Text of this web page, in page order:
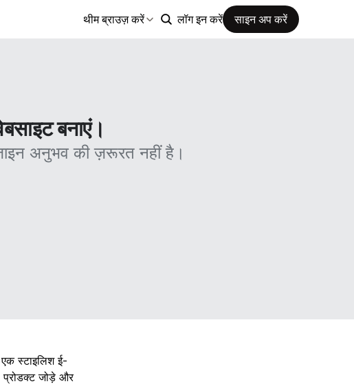
थीम ब्राउज़ करें लॉग इन करें साइन अप करें
बनाएं।
अनुभव की ज़रूरत नहीं है।
स्टाइलिश ई-
प्रोडक्ट जोड़े और